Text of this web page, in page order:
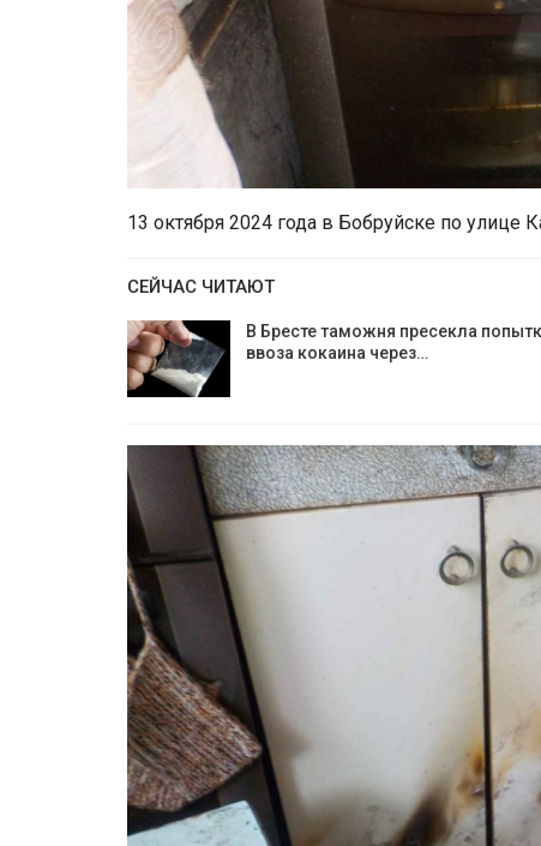
13 октября 2024 года в Бобруйске по улице
СЕЙЧАС ЧИТАЮТ
В Бресте таможня пресекла
ввоза кокаина через…